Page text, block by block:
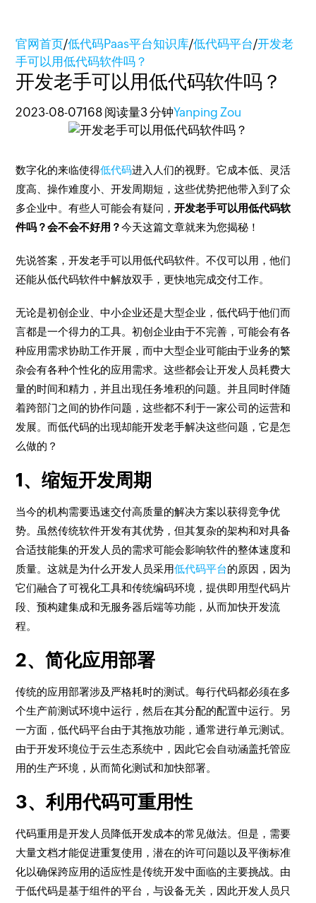
官网首页/低代码Paas平台知识库/低代码平台/开发老
手可以用低代码软件吗？
开发老手可以用低代码软件吗？
2023-08-07168 阅读量3 分钟Yanping Zou
数字化的来临使得低代码进入人们的视野。它成本低、灵活
度高、操作难度小、开发周期短，这些优势把他带入到了众
多企业中。有些人可能会有疑问，开发老手可以用低代码软
件吗？会不会不好用？今天这篇文章就来为您揭秘！
先说答案，开发老手可以用低代码软件。不仅可以用，他们
还能从低代码软件中解放双手，更快地完成交付工作。
无论是初创企业、中小企业还是大型企业，低代码于他们而
言都是一个得力的工具。初创企业由于不完善，可能会有各
种应用需求协助工作开展，而中大型企业可能由于业务的繁
杂会有各种个性化的应用需求。这些都会让开发人员耗费大
量的时间和精力，并且出现任务堆积的问题。并且同时伴随
着跨部门之间的协作问题，这些都不利于一家公司的运营和
发展。而低代码的出现却能开发老手解决这些问题，它是怎
么做的？
1、缩短开发周期
当今的机构需要迅速交付高质量的解决方案以获得竞争优
势。虽然传统软件开发有其优势，但其复杂的架构和对具备
合适技能集的开发人员的需求可能会影响软件的整体速度和
质量。这就是为什么开发人员采用低代码平台的原因，因为
它们融合了可视化工具和传统编码环境，提供即用型代码片
段、预构建集成和无服务器后端等功能，从而加快开发流
程。
2、简化应用部署
传统的应用部署涉及严格耗时的测试。每行代码都必须在多
个生产前测试环境中运行，然后在其分配的配置中运行。另
一方面，低代码平台由于其拖放功能，通常进行单元测试。
由于开发环境位于云生态系统中，因此它会自动涵盖托管应
用的生产环境，从而简化测试和加快部署。
3、利用代码可重用性
代码重用是开发人员降低开发成本的常见做法。但是，需要
大量文档才能促进重复使用，潜在的许可问题以及平衡标准
化以确保跨应用的适应性是传统开发中面临的主要挑战。由
于低代码是基于组件的平台，与设备无关，因此开发人员只